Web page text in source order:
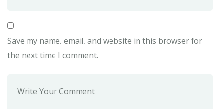
Save my name, email, and website in this browser for
the next time I comment.